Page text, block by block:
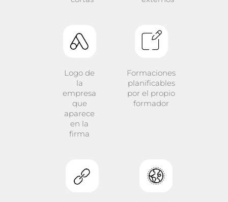
Logo de
la
empresa
que
aparece
en la
firma
Formaciones
planificables
por el propio
formador